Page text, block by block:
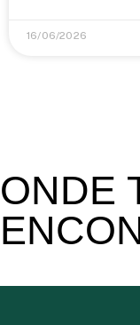
16/06/2026
ONDE